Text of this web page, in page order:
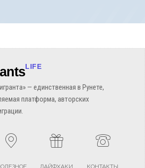
LIFE
— единственная в Рунете,
платформа, авторских
ЛАЙФХАКИ КОНТАКТЫ